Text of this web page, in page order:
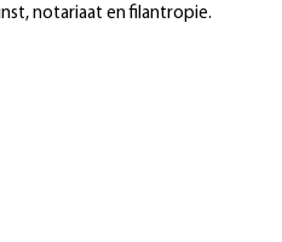
notariaat en filantropie.